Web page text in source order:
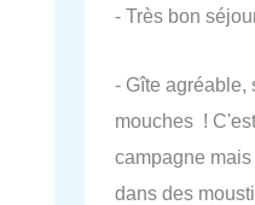
- Très bon
- Gîte agréable,
mouches !
campagne
dans des